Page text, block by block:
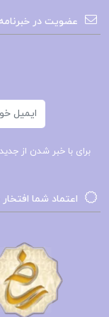
مرزی، نوشته
کاربردی برای
این اثر با
می‌پردازد.
اختلال شخصیت
می‌دهد. این
اختلال
راهنما در مسیر
چرا باید کتاب
عضویت در خبرنامه
برای با خبر شدن از
اعتماد شما